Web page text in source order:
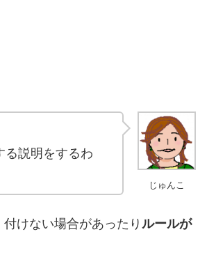
じゅんこ
る説明をするわ
付けない場合があったり ルールが